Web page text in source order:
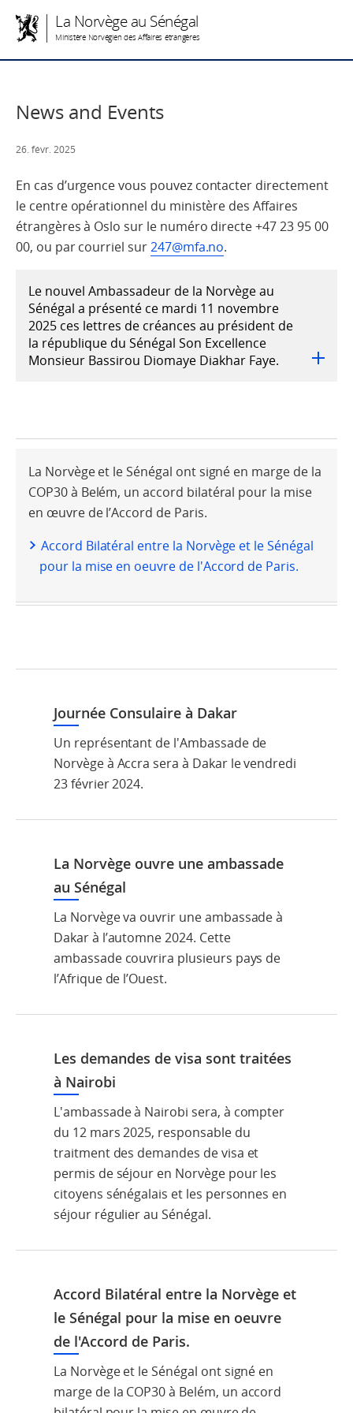
La Norvège au Sénégal
Ministère Norvégien des Affaires étrangères
News and Events
26. févr. 2025
En cas d’urgence vous pouvez contacter directement
le centre opérationnel du ministère des Affaires
étrangères à Oslo sur le numéro directe +47 23 95 00
00, ou par courriel sur247@mfa.no.
Le nouvel Ambassadeur de la Norvège au
Sénégal a présenté ce mardi 11 novembre
2025 ces lettres de créances au président de
la république du Sénégal Son Excellence
Monsieur Bassirou Diomaye Diakhar Faye.
La Norvège et le Sénégal ont signé en marge de la
COP30 à Belém, un accord bilatéral pour la mise
en œuvre de l’Accord de Paris.
Accord Bilatéral entre la Norvège et le Sénégal
pour la mise en oeuvre de l'Accord de Paris.
Journée Consulaire à Dakar
Un représentant de l'Ambassade de
Norvège à Accra sera à Dakar le vendredi
23 février 2024.
La Norvège ouvre une ambassade
au Sénégal
La Norvège va ouvrir une ambassade à
Dakar à l’automne 2024. Cette
ambassade couvrira plusieurs pays de
l’Afrique de l’Ouest.
Les demandes de visa sont traitées
à Nairobi
L'ambassade à Nairobi sera, à compter
du 12 mars 2025, responsable du
traitment des demandes de visa et
permis de séjour en Norvège pour les
citoyens sénégalais et les personnes en
séjour régulier au Sénégal.
Accord Bilatéral entre la Norvège et
le Sénégal pour la mise en oeuvre
de l'Accord de Paris.
La Norvège et le Sénégal ont signé en
marge de la COP30 à Belém, un accord